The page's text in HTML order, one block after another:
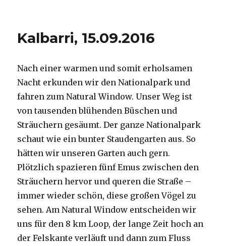
Kalbarri, 15.09.2016
Nach einer warmen und somit erholsamen
Nacht erkunden wir den Nationalpark und
fahren zum Natural Window. Unser Weg ist
von tausenden blühenden Büschen und
Sträuchern gesäumt. Der ganze Nationalpark
schaut wie ein bunter Staudengarten aus. So
hätten wir unseren Garten auch gern.
Plötzlich spazieren fünf Emus zwischen den
Sträuchern hervor und queren die Straße –
immer wieder schön, diese großen Vögel zu
sehen. Am Natural Window entscheiden wir
uns für den 8 km Loop, der lange Zeit hoch an
der Felskante verläuft und dann zum Fluss